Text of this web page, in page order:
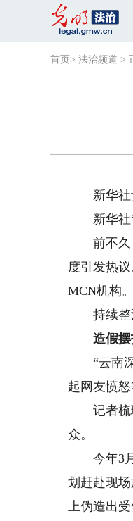
首页 > 法治频道 >
新华社
新华社“
前不久，
度引发热
MCN机构。
持续整治
造假
“云南深
起网友愤
记者梳理
众。
今年3月
划赶赴现
上伪造出